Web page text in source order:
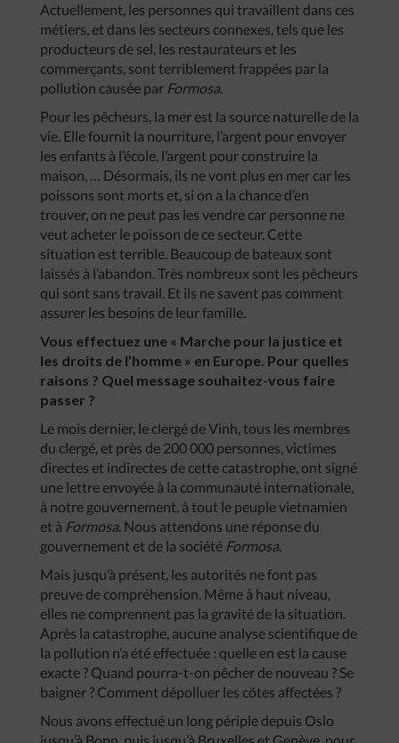
Actuellement, les personnes qui travaillent dans ces
métiers, et dans les secteurs connexes, tels que les
producteurs de sel, les restaurateurs et les
commerçants, sont terriblement frappées par la
pollution causée par Formosa.
Pour les pêcheurs, la mer est la source naturelle de la
vie. Elle fournit la nourriture, l’argent pour envoyer
les enfants à l’école, l’argent pour construire la
maison, … Désormais, ils ne vont plus en mer car les
poissons sont morts et, si on a la chance d’en
trouver, on ne peut pas les vendre car personne ne
veut acheter le poisson de ce secteur. Cette
situation est terrible. Beaucoup de bateaux sont
laissés à l’abandon. Très nombreux sont les pêcheurs
qui sont sans travail. Et ils ne savent pas comment
assurer les besoins de leur famille.
Vous effectuez une « Marche pour la justice et
les droits de l’homme » en Europe. Pour quelles
raisons ? Quel message souhaitez-vous faire
passer ?
Le mois dernier, le clergé de Vinh, tous les membres
du clergé, et près de 200 000 personnes, victimes
directes et indirectes de cette catastrophe, ont signé
une lettre envoyée à la communauté internationale,
à notre gouvernement, à tout le peuple vietnamien
et à Formosa. Nous attendons une réponse du
gouvernement et de la société Formosa.
Mais jusqu’à présent, les autorités ne font pas
preuve de compréhension. Même à haut niveau,
elles ne comprennent pas la gravité de la situation.
Après la catastrophe, aucune analyse scientifique de
la pollution n’a été effectuée : quelle en est la cause
exacte ? Quand pourra-t-on pêcher de nouveau ? Se
baigner ? Comment dépolluer les côtes affectées ?
Nous avons effectué un long périple depuis Oslo